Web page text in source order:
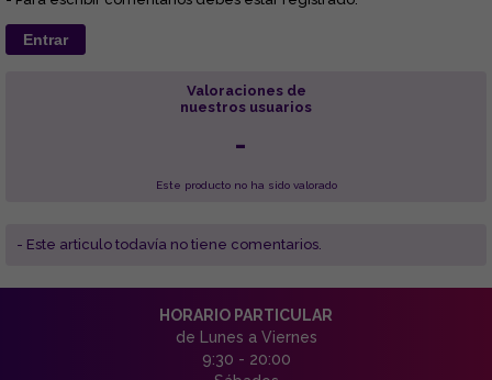
Entrar
Valoraciones de
nuestros usuarios
-
Este producto no ha sido valorado
- Este articulo todavía no tiene comentarios.
HORARIO PARTICULAR
de Lunes a Viernes
9:30 - 20:00